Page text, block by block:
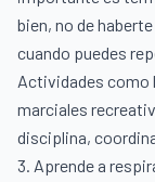
bien, no de
cuando puedes
Actividades como
marciales
disciplina,
3. Aprende a